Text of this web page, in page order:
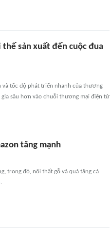
sản xuất đến cuộc đua
và tốc độ phát triển nhanh của thương
sâu hơn vào chuỗi thương mại điện tử
tăng mạnh
trong đó, nội thất gỗ và quà tặng cá